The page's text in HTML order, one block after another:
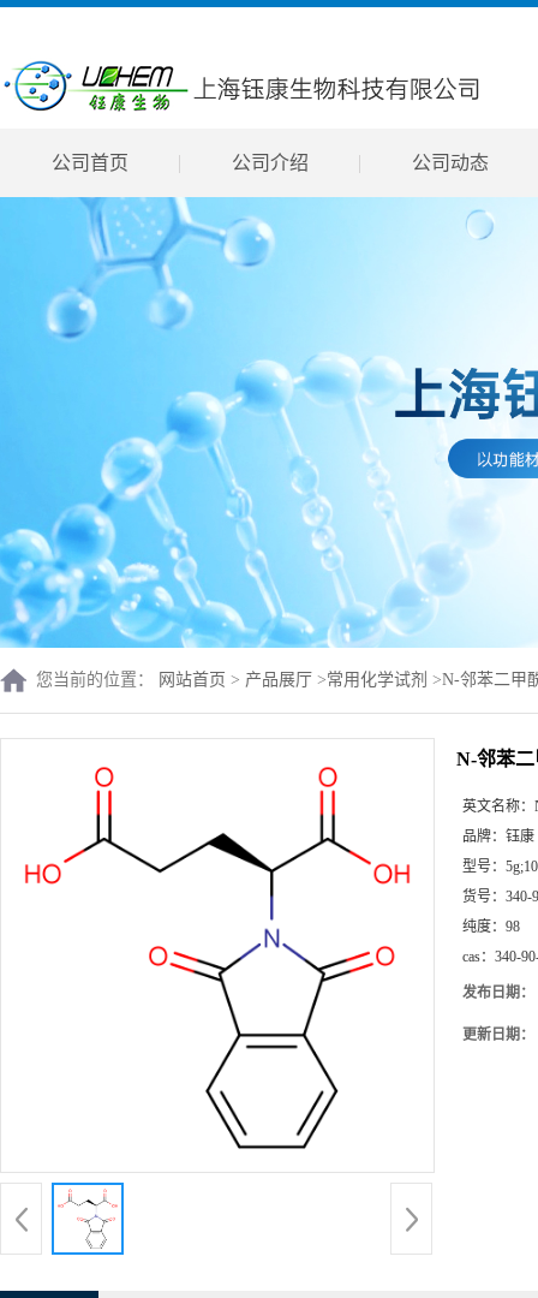
公司首页 公司介绍 公司动态
您当前的位置： 网站首页 > 产品展厅 >常用化学试剂 >N-邻苯二甲
N-邻苯二
英文名称：
品牌： 钰康
型号：
货号： 340-
纯度： 98
cas： 340-
发布日期：
更新日期：